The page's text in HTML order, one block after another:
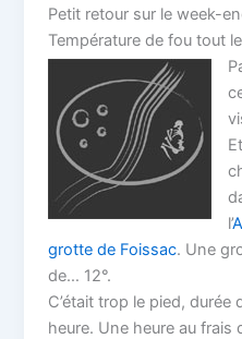
Petit retour sur le week-
Température de fou tout
l’
grotte de Foissac. Une
de… 12°.
C’était trop le pied, durée
heure. Une heure au frais